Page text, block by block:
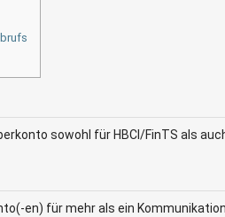
sowohl für HBCI/FinTS als
en) für mehr als ein